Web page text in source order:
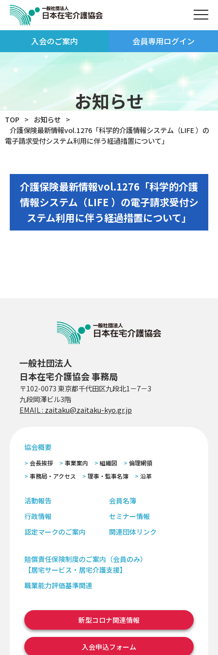
入会のご案内 会員専用ログイン
お知らせ
TOP
お知らせ
介護保険最新情報vol.1276「科学的介護情報システム（LIFE ）の
電子請求受付システム利用に伴う経過措置について」
介護保険最新情報vol.1276「科学的介護
情報システム（LIFE ）の電子請求受付シ
ステム利用に伴う経過措置について」
一般社団法人
日本在宅介護協会 事務局
〒102-0073 東京都千代田区九段北1－7－3
九段岡澤ビル3階
EMAIL : zaitaku@zaitaku-kyo.gr.jp
協会概要
会長挨拶 事業案内 組織図
倫理網領
事務局・アクセス
理事・監事名簿 沿革
活動報告
会員名簿
行政情報
セミナー情報
認定マークのご案内
関連団体リンク
賠償責任保険制度のご案内（会員のみ）
【居宅サービス・居宅介護支援】
職業能力評価基準関連
新型コロナ関連情報
入会申込フォーム